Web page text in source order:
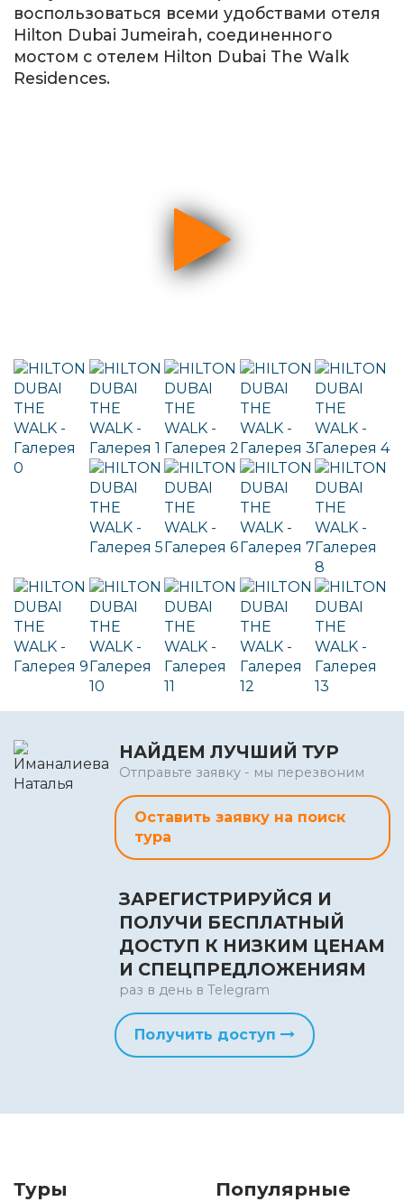
воспользоваться всеми удобствами отеля
Hilton Dubai Jumeirah, соединенного
мостом с отелем Hilton Dubai The Walk
Residences.
НАЙДЕМ ЛУЧШИЙ ТУР
Отправьте заявку - мы перезвоним
Оставить заявку на поиск
тура
ЗАРЕГИСТРИРУЙСЯ И
ПОЛУЧИ БЕСПЛАТНЫЙ
ДОСТУП К НИЗКИМ ЦЕНАМ
И СПЕЦПРЕДЛОЖЕНИЯМ
раз в день в Telegram
Получить доступ
Туры
Популярные